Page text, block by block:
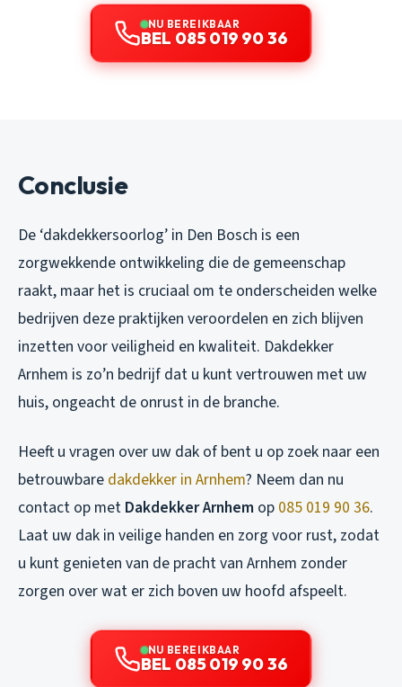
NU BEREIKBAAR
BEL 085 019 90 36
Conclusie
De ‘dakdekkersoorlog’ in Den Bosch is een
zorgwekkende ontwikkeling die de gemeenschap
raakt, maar het is cruciaal om te onderscheiden welke
bedrijven deze praktijken veroordelen en zich blijven
inzetten voor veiligheid en kwaliteit. Dakdekker
Arnhem is zo’n bedrijf dat u kunt vertrouwen met uw
huis, ongeacht de onrust in de branche.
Heeft u vragen over uw dak of bent u op zoek naar een
betrouwbare dakdekker in Arnhem? Neem dan nu
contact op met Dakdekker Arnhem op 085 019 90 36.
Laat uw dak in veilige handen en zorg voor rust, zodat
u kunt genieten van de pracht van Arnhem zonder
zorgen over wat er zich boven uw hoofd afspeelt.
NU BEREIKBAAR
BEL 085 019 90 36